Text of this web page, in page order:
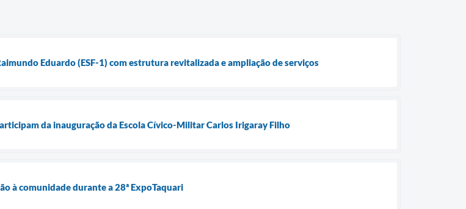
Eduardo (ESF-1) com estrutura revitalizada e ampliação de serviços
da inauguração da Escola Cívico-Militar Carlos Irigaray Filho
à comunidade durante a 28ª ExpoTaquari